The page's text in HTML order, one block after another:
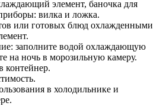
элемент, баночка для
вилка и ложка.
или готовых блюд охлажденными
заполните водой охлаждающую
на ночь в морозильную камеру.
контейнер.
в холодильнике и